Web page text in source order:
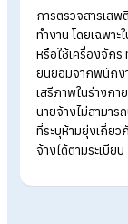
A: หากพนั
ติด นายจ้า
ข้อบังคับก
เกี่ยวกับย
หากบริษัทมีกฎ
พนักงานห้ามยุ่
รถบรรทุก หรือ